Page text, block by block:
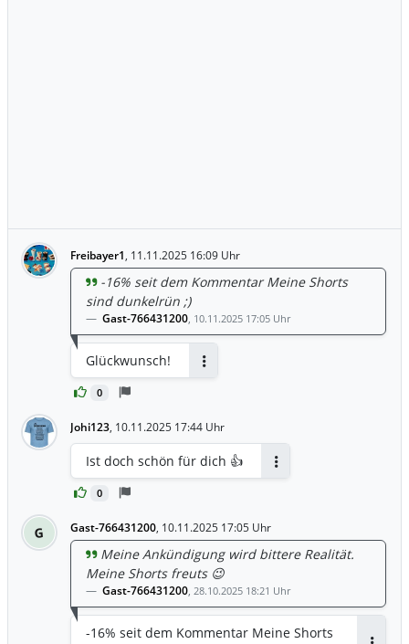
Freibayer1, 11.11.2025 16:09 Uhr
0
-16% seit dem Kommentar Meine Shorts
sind dunkelrün ;)
Gast-766431200, 10.11.2025 17:05 Uhr
Glückwunsch!
Johi123, 10.11.2025 17:44 Uhr
0
Ist doch schön für dich 👍
G Gast-766431200, 10.11.2025 17:05 Uhr
Meine Ankündigung wird bittere Realität.
Meine Shorts freuts 😉
Gast-766431200, 28.10.2025 18:21 Uhr
-16% seit dem Kommentar Meine Shorts